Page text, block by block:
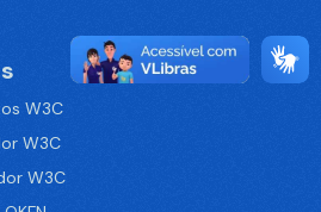
W3C
W3C
W3C